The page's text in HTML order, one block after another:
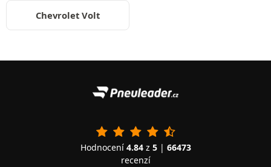
Chevrolet Volt
Hodnocení 4.84z 5| 66473
recenzí